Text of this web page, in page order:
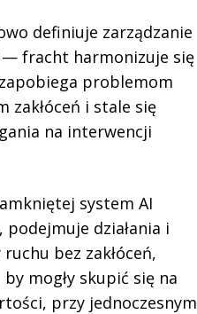
definiuje zarządzanie
— fracht harmonizuje się
problemom
zakłóceń i stale się
na interwencji
system AI
działania i
bez zakłóceń,
mogły skupić się na
przy jednoczesnym